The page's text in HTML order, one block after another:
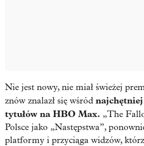
Nie jest nowy, nie miał świeżej
znów znalazł się wśród
tytułów na HBO Max. „The
Polsce jako „Następstwa”,
platformy i przyciąga widzów,